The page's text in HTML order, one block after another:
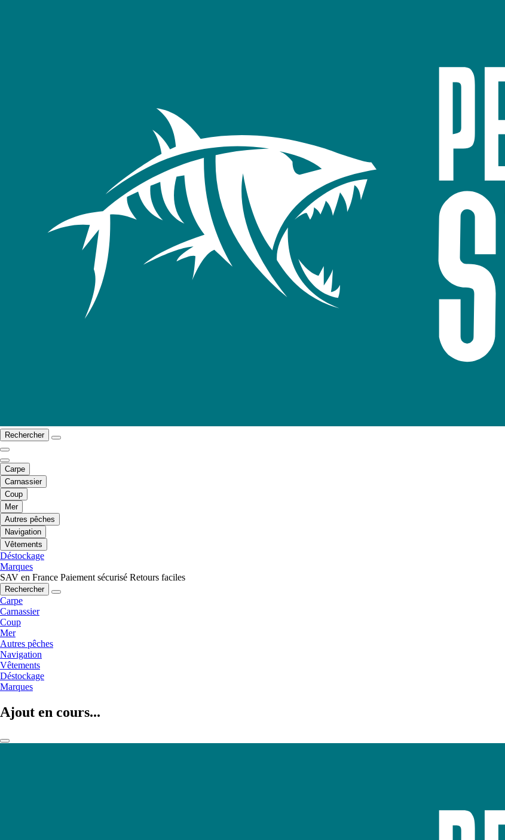
Rechercher
Carpe
Carnassier
Coup
Mer
Autres pêches
Navigation
Vêtements
Déstockage
Marques
SAV en France Paiement sécurisé Retours faciles
Rechercher
Carpe
Carnassier
Coup
Mer
Autres pêches
Navigation
Vêtements
Déstockage
Marques
Ajout en cours...